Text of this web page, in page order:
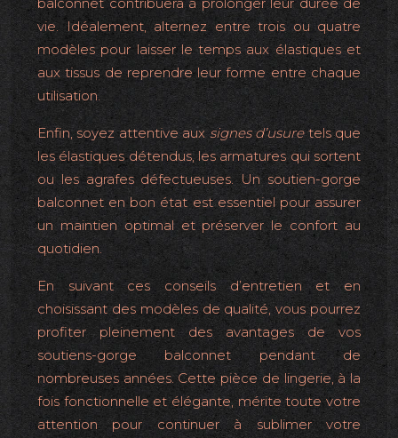
vie. Idéalement, alternez entre trois ou quatre
modèles pour laisser le temps aux élastiques et
aux tissus de reprendre leur forme entre chaque
utilisation.
Enfin, soyez attentive auxsignes d’usuretels que
les élastiques détendus, les armatures qui sortent
ou les agrafes défectueuses. Un soutien-gorge
balconnet en bon état est essentiel pour assurer
un maintien optimal et préserver le confort au
quotidien.
En suivant ces conseils d’entretien et en
choisissant des modèles de qualité, vous pourrez
profiter pleinement des avantages de vos
soutiens-gorge balconnet pendant de
nombreuses années. Cette pièce de lingerie, à la
fois fonctionnelle et élégante, mérite toute votre
attention pour continuer à sublimer votre